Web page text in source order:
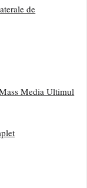
de
Media Ultimul